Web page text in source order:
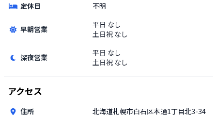
定休日
不明
早朝営業 平日 なし
土日祝 なし
深夜営業 平日 なし
土日祝 なし
アクセス
住所 北海道札幌市白石区本通1丁目北3-34